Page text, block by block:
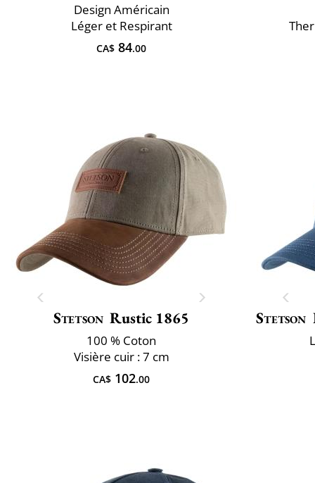
Design Américain
Léger et Respirant
CA$ 84.00
Stetson Rustic 1865
100 % Coton
Visière cuir : 7 cm
CA$ 102.00
Stetson